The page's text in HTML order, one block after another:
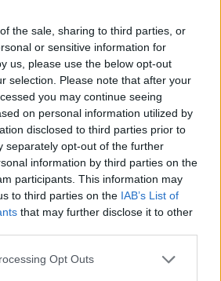
the sale, sharing to third parties, or
or sensitive information for
us, please use the below opt-out
selection. Please note that after your
you may continue seeing
on personal information utilized by
disclosed to third parties prior to
separately opt-out of the further
information by third parties on the
participants. This information may
to third parties on the IAB’s List of
that may further disclose it to other
Opt Outs